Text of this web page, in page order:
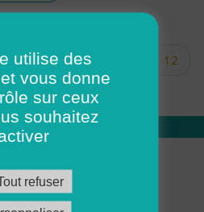
… 10
12
15 16 17
nous
ADMR
utilise des
vous donne
sur ceux
souhaitez
refuser